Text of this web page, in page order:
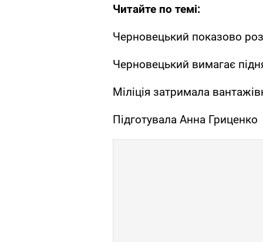
Читайте по темі:
Черновецький показово
Черновецький вимагає
Міліція затримала
Підготувала Анна Гриценко